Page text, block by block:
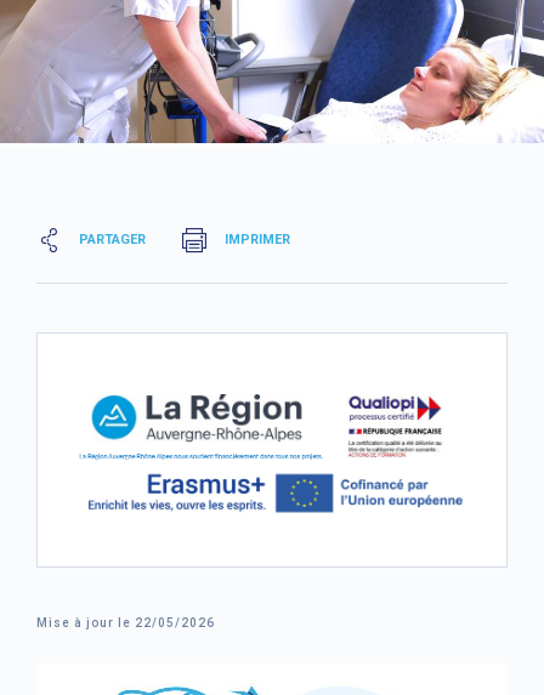
PARTAGER IMPRIMER
Mise à jour le 22/05/2026